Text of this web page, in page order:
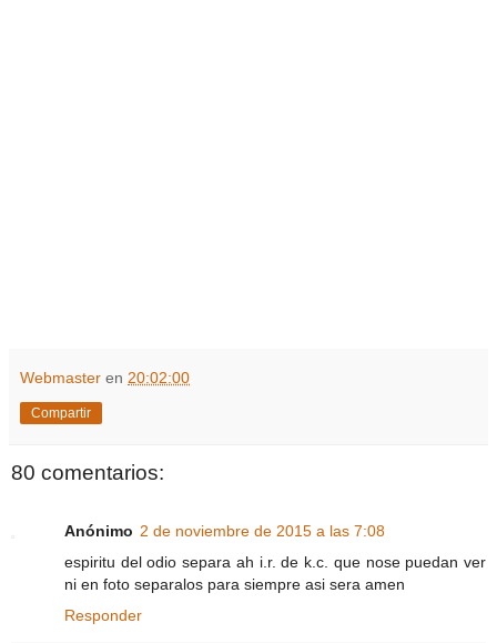
Webmaster en 20:02:00
Compartir
80 comentarios:
Anónimo 2 de noviembre de 2015 a las 7:08
espiritu del odio separa ah i.r. de k.c. que nose puedan ver
ni en foto separalos para siempre asi sera amen
Responder